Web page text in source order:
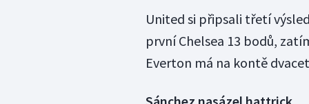
United si připsali třetí
první Chelsea 13 bodů,
Everton má na kontě